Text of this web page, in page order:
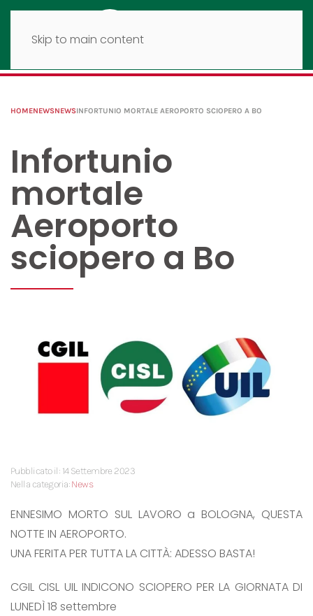
Skip to main content
HOMENEWSNEWSINFORTUNIO MORTALE AEROPORTO SCIOPERO A BO
Infortunio
mortale
Aeroporto
sciopero a Bo
Pubblicato il: 14 Settembre 2023
Nella categoria:News
ENNESIMO MORTO SUL LAVORO a BOLOGNA, QUESTA
NOTTE IN AEROPORTO.
UNA FERITA PER TUTTA LA CITTÀ: ADESSO BASTA!
CGIL CISL UIL INDICONO SCIOPERO PER LA GIORNATA DI
LUNEDÌ 18 settembre